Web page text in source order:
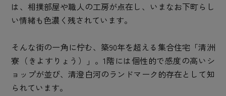
は、相撲部屋や職人の工房が点在し、いまなお下町らし
い情緒も色濃く残されています。
そんな街の一角に佇む、築90年を超える集合住宅「清洲
寮（きよすりょう）」。1階には個性的で感度の高いシ
ョップが並び、清澄白河のランドマーク的存在として知
られています。